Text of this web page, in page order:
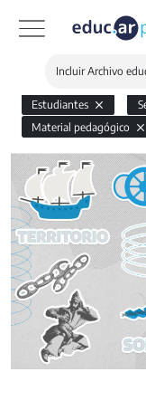
Incluir Archivo
Estudiantes
Material pedagógico